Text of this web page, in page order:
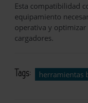
Esta compatibilidad
equipamiento
operativa y optimizar
cargadores.
Tags: herramientas